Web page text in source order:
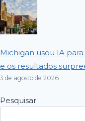
Michigan usou IA
e os resultados
3 de agosto de 2026
Pesquisar